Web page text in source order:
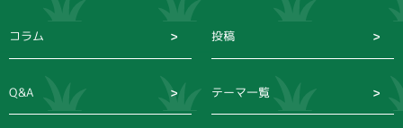
コラム 投稿
Q&A テーマ一覧